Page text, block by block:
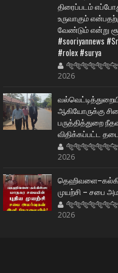
திரைப்படம்
உருவாகும்
வேண்டும் என்று
#sooriyannews
#rolex #surya
2026
ஆகியோருக்கு
பருத்தித்துறை
விதிக்கப்பட்ட
2026
முயற்சி – சபை
2026